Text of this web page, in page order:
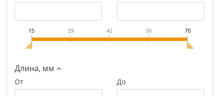
15 29 42 56 70
Длина, мм
От До